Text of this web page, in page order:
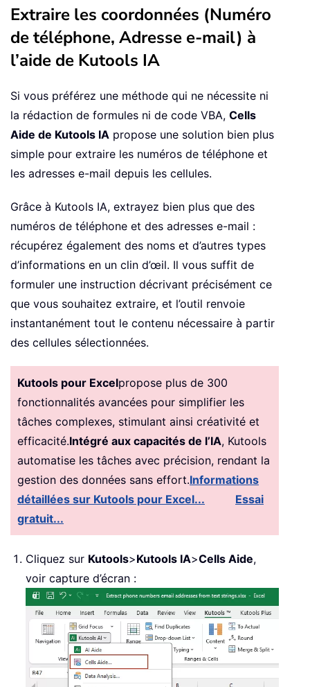
Extraire les coordonnées (Numéro
de téléphone, Adresse e-mail) à
l’aide de Kutools IA
Si vous préférez une méthode qui ne nécessite ni
la rédaction de formules ni de code VBA, Cells
Aide de Kutools IA propose une solution bien plus
simple pour extraire les numéros de téléphone et
les adresses e-mail depuis les cellules.
Grâce à Kutools IA, extrayez bien plus que des
numéros de téléphone et des adresses e-mail :
récupérez également des noms et d’autres types
d’informations en un clin d’œil. Il vous suffit de
formuler une instruction décrivant précisément ce
que vous souhaitez extraire, et l’outil renvoie
instantanément tout le contenu nécessaire à partir
des cellules sélectionnées.
Kutools pour Excelpropose plus de 300
fonctionnalités avancées pour simplifier les
tâches complexes, stimulant ainsi créativité et
efficacité.Intégré aux capacités de l’IA, Kutools
automatise les tâches avec précision, rendant la
gestion des données sans effort.Informations
détaillées sur Kutools pour Excel...
Essai
gratuit...
Cliquez sur Kutools>Kutools IA>Cells Aide,
voir capture d’écran :